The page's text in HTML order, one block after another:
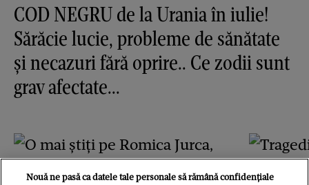
COD NEGRU de la Urania în iulie!
Sărăcie lucie, probleme de sănătate
și necazuri fără oprire.. Ce zodii sunt
grav afectate...
Nouă ne pasă ca datele tale personale să rămână confidențiale